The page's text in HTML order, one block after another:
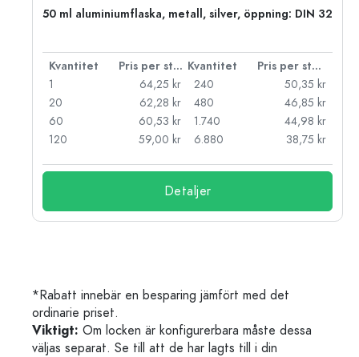
50 ml aluminiumflaska, metall, silver, öppning: DIN 32
Kvantitet Pris per styck Kvantitet
Pris per styck
1
64,25 kr
20
62,28 kr
60
60,53 kr
120
59,00 kr
240
50,35 kr
480
46,85 kr
1.740
44,98 kr
6.880
38,75 kr
Detaljer
*Rabatt innebär en besparing jämfört med det
ordinarie priset.
Viktigt: Om locken är konfigurerbara måste dessa
väljas separat. Se till att de har lagts till i din